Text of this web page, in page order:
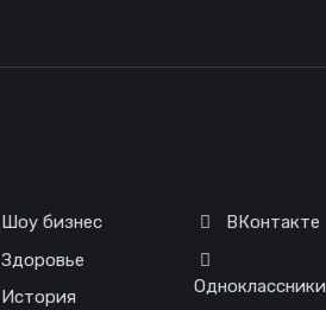
Шоу бизнес
Здоровье
История
ВКонтакте
Одноклассники